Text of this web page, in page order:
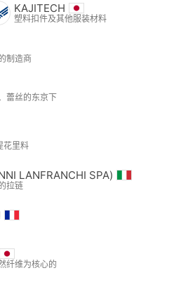
KAJITECH
塑料扣件及其他服装材料
制造商
蕾丝的东京下
花里料
LANFRANCHI SPA)
拉链
纤维为核心的